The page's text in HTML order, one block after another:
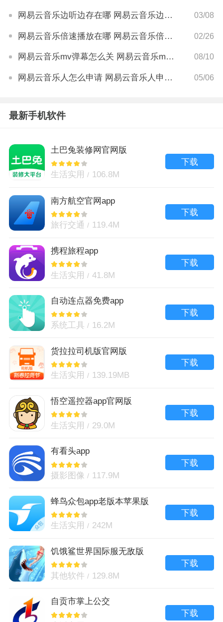
网易云音乐边听边存在哪 网易云音乐边听边存怎么开启 03/08
网易云音乐倍速播放在哪 网易云音乐倍速播放怎么调 02/26
网易云音乐mv弹幕怎么关 网易云音乐mv弹幕关闭方法 08/10
网易云音乐人怎么申请 网易云音乐人申请步骤 05/06
最新手机软件
土巴兔装修网官网版
生活实用 106.8M
下载
南方航空官网app
旅行交通 119.4M
下载
携程旅程app
生活实用 41.8M
下载
自动连点器免费app
系统工具 16.2M
下载
货拉拉司机版官网版
生活实用 139.19MB
下载
悟空遥控器app官网版
生活实用 29.0M
下载
有看头app
摄影图像 117.9M
下载
蜂鸟众包app老版本苹果版
生活实用 242M
下载
饥饿鲨世界国际服无敌版
其他软件 129.8M
下载
自贡市掌上公交
下载